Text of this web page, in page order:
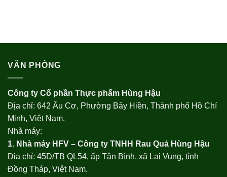
VĂN PHÒNG
Công ty Cổ phần Thực phẩm Hùng Hậu
Địa chỉ: 642 Âu Cơ, Phường Bảy Hiền, Thành phố Hồ Chí
Minh, Việt Nam.
Nhà máy:
1. Nhà máy HFV – Công ty TNHH Rau Quả Hùng Hậu
Địa chỉ: 45D/TB QL54, ấp Tân Bình, xã Lai Vung, tỉnh
Đồng Tháp, Việt Nam.